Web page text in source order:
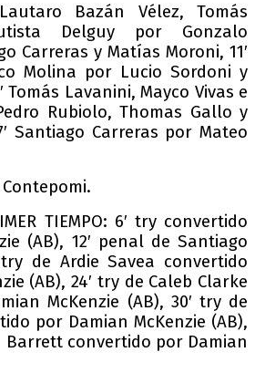
Bazán Vélez, Tomás
Delguy por Gonzalo
Carreras y Matías Moroni, 11′
Molina por Lucio Sordoni y
Tomás Lavanini, Mayco Vivas e
Rubiolo, Thomas Gallo y
Santiago Carreras por Mateo
TIEMPO: 6′ try convertido
(AB), 12′ penal de Santiago
try de Ardie Savea convertido
(AB), 24′ try de Caleb Clarke
McKenzie (AB), 30′ try de
por Damian McKenzie (AB),
Barrett convertido por Damian